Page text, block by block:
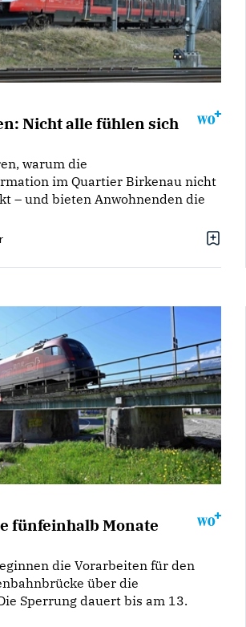
Nicht alle fühlen sich
warum die
im Quartier Birkenau nicht
– und bieten Anwohnenden die
fünfeinhalb Monate
die Vorarbeiten für den
über die
Sperrung dauert bis am 13.